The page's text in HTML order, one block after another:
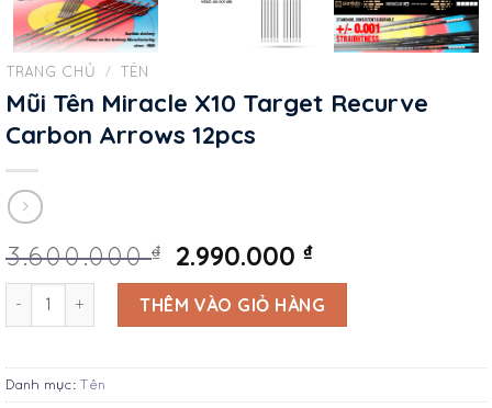
TRANG CHỦ / TÊN
Mũi Tên Miracle X10 Target Recurve
Carbon Arrows 12pcs
3.600.000₫ 2.990.000₫
Mũi Tên Miracle X10 Target Recurve Carbon Arrows 12pcs số
THÊM VÀO GIỎ HÀNG
Danh mục: Tên